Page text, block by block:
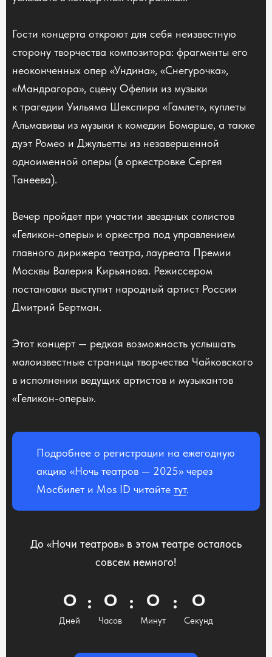
Гости концерта откроют для себя неизвестную
сторону творчества композитора: фрагменты его
неоконченных опер «Ундина», «Снегурочка»,
«Мандрагора», сцену Офелии из музыки
к трагедии Уильяма Шекспира «Гамлет», куплеты
Альмавивы из музыки к комедии Бомарше, а также
дуэт Ромео и Джульетты из незавершенной
одноименной оперы (в оркестровке Сергея
Танеева).
Вечер пройдет при участии звездных солистов
«Геликон-оперы» и оркестра под управлением
главного дирижера театра, лауреата Премии
Москвы Валерия Кирьянова. Режиссером
постановки выступит народный артист России
Дмитрий Бертман.
Этот концерт — редкая возможность услышать
малоизвестные страницы творчества Чайковского
в исполнении ведущих артистов и музыкантов
«Геликон-оперы».
Подробнее о регистрации на ежегодную
акцию «Ночь театров — 2025» через
Мосбилет и Mos ID читайте тут.
До «Ночи театров» в этом театре осталось
совсем немного!
0
Дней
0
Часов
0
Минут
0
Секунд